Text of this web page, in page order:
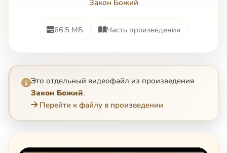
Закон Божий
66.5 МБ Часть произведения
Это отдельный видеофайл из произведения
Закон Божий.
Перейти к файлу в произведении